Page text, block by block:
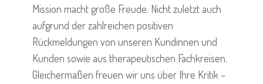
Mission macht große Freude. Nicht zuletzt auch
aufgrund der zahlreichen positiven
Rückmeldungen von unseren Kundinnen und
Kunden sowie aus therapeutischen Fachkreisen.
Gleichermaßen freuen wir uns über Ihre Kritik –